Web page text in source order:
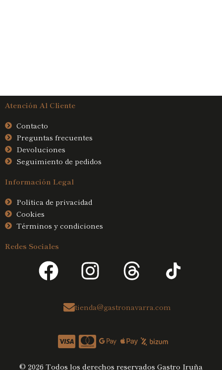
Atención Al Cliente
Contacto
Preguntas frecuentes
Devoluciones
Seguimiento de pedidos
Información Legal
Política de privacidad
Cookies
Términos y condiciones
Redes Sociales
F
a
b
o
I
n
s
t
a
g
T
h
r
e
a
d
tienda@gastronavarra.com
© 2026 Todos los derechos reservados Gastro Iruña